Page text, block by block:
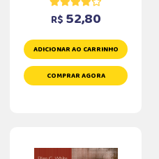
R$ 52,80
ADICIONAR AO CARRINHO
COMPRAR AGORA